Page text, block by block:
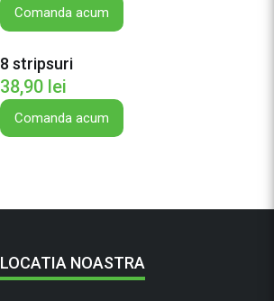
Comanda acum
8 stripsuri
38,90 lei
Comanda acum
LOCATIA NOASTRA